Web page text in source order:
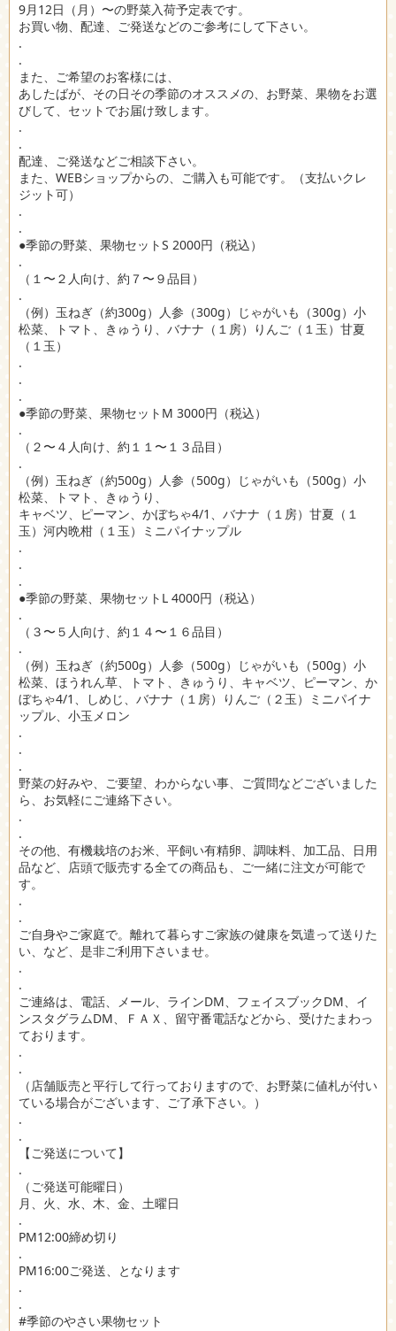
9月12日（月）〜の野菜入荷予定表です。
お買い物、配達、ご発送などのご参考にして下さい。
.
.
また、ご希望のお客様には、
あしたばが、その日その季節のオススメの、お野菜、果物をお選
びして、セットでお届け致します。
.
.
配達、ご発送などご相談下さい。
また、WEBショップからの、ご購入も可能です。（支払いクレ
ジット可）
.
.
●季節の野菜、果物セットS 2000円（税込）
.
（１〜２人向け、約７〜９品目）
.
（例）玉ねぎ（約300g）人参（300g）じゃがいも（300g）小
松菜、トマト、きゅうり、バナナ（１房）りんご（１玉）甘夏
（１玉）
.
.
.
●季節の野菜、果物セットM 3000円（税込）
.
（２〜４人向け、約１１〜１３品目）
.
（例）玉ねぎ（約500g）人参（500g）じゃがいも（500g）小
松菜、トマト、きゅうり、
キャベツ、ピーマン、かぼちゃ4/1、バナナ（１房）甘夏（１
玉）河内晩柑（１玉）ミニパイナップル
.
.
.
●季節の野菜、果物セットL 4000円（税込）
.
（３〜５人向け、約１４〜１６品目）
.
（例）玉ねぎ（約500g）人参（500g）じゃがいも（500g）小
松菜、ほうれん草、トマト、きゅうり、キャベツ、ピーマン、か
ぼちゃ4/1、しめじ、バナナ（１房）りんご（２玉）ミニパイナ
ップル、小玉メロン
.
.
.
野菜の好みや、ご要望、わからない事、ご質問などございました
ら、お気軽にご連絡下さい。
.
.
その他、有機栽培のお米、平飼い有精卵、調味料、加工品、日用
品など、店頭で販売する全ての商品も、ご一緒に注文が可能で
す。
.
.
ご自身やご家庭で。離れて暮らすご家族の健康を気遣って送りた
い、など、是非ご利用下さいませ。
.
.
ご連絡は、電話、メール、ラインDM、フェイスブックDM、イ
ンスタグラムDM、ＦＡＸ、留守番電話などから、受けたまわっ
ております。
.
.
（店舗販売と平行して行っておりますので、お野菜に値札が付い
ている場合がございます、ご了承下さい。）
.
.
【ご発送について】
.
（ご発送可能曜日）
月、火、水、木、金、土曜日
.
PM12:00締め切り
.
PM16:00ご発送、となります
.
.
#季節のやさい果物セット